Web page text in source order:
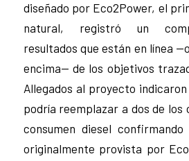
diseñado por Eco2Power, el
natural, registró un
resultados que están en línea
encima— de los objetivos
Allegados al proyecto
podría reemplazar a dos de los
consumen diesel
originalmente provista por